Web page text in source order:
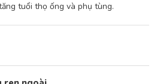
tuổi thọ ống và phụ tùng.